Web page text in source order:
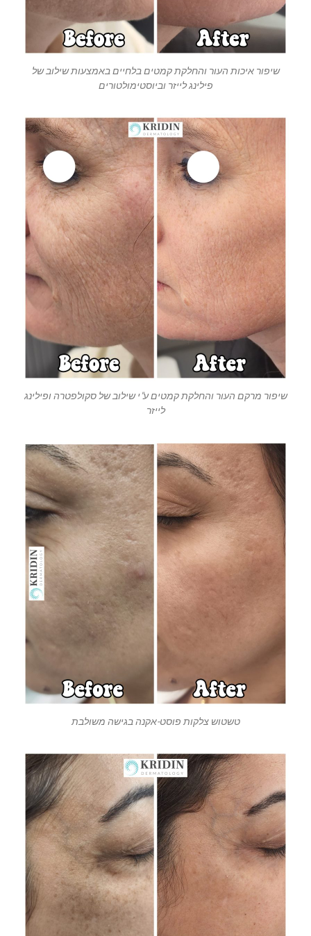
שיפור איכות העור והחלקת קמטים בלחיים באמצעות שילוב של
פילינג לייזר וביוסטימולטורים
שיפור מרקם העור והחלקת קמטים ע"י שילוב של סקולפטרה ופילינג
לייזר
טשטוש צלקות פוסט-אקנה בגישה משולבת